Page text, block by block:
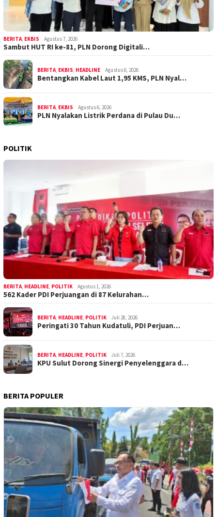
BERITA, EKBIS Agustus 7, 2026
Sambut HUT RI ke-81, PLN Dorong Digitali…
BERITA, EKBIS, HEADLINE Agustus 6, 2026
Bentangkan Kabel Laut 1,95 KMS, PLN Nyal…
BERITA, EKBIS Agustus 6, 2026
PLN Nyalakan Listrik Perdana di Pulau Du…
POLITIK
BERITA, HEADLINE, POLITIK Agustus 1, 2026
562 Kader PDI Perjuangan di 87 Kelurahan…
BERITA, HEADLINE, POLITIK Juli 28, 2026
Peringati 30 Tahun Kudatuli, PDI Perjuan…
BERITA, HEADLINE, POLITIK Juli 7, 2026
KPU Sulut Dorong Sinergi Penyelenggara d…
BERITA POPULER